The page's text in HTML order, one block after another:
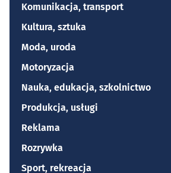
Komunikacja, transport
Kultura, sztuka
Moda, uroda
Motoryzacja
Nauka, edukacja, szkolnictwo
Produkcja, usługi
Reklama
Rozrywka
Sport, rekreacja